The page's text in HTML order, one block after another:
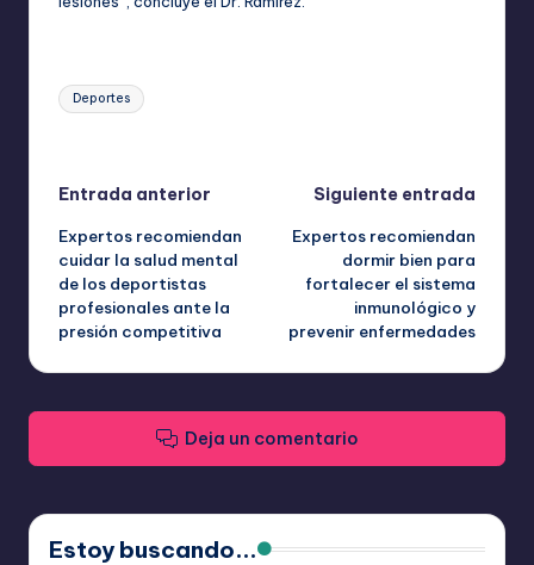
Etiquetas:
Deportes
Navegación
de
entradas
Entrada anterior
Expertos recomiendan
cuidar la salud mental
de los deportistas
profesionales ante la
presión competitiva
Siguiente entrada
Expertos recomiendan
dormir bien para
fortalecer el sistema
inmunológico y
prevenir enfermedades
Deja un comentario
Estoy buscando...